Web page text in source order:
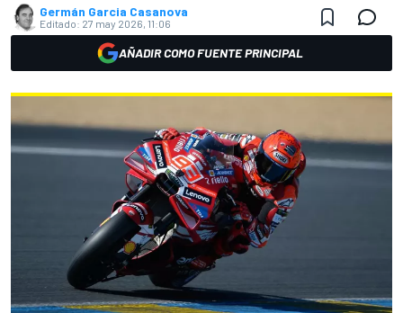
Germán Garcia Casanova
Editado: 27 may 2026, 11:06
AÑADIR COMO FUENTE PRINCIPAL